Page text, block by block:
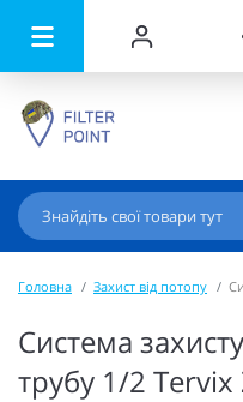
Головна Захист від потопу
Система
трубу 1/2